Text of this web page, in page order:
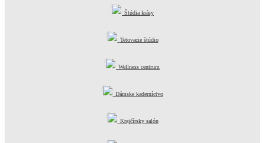
Štúdia krásy
Tetovacie štúdio
Wellness centrum
Dámske kaderníctvo
Krajčírsky salón